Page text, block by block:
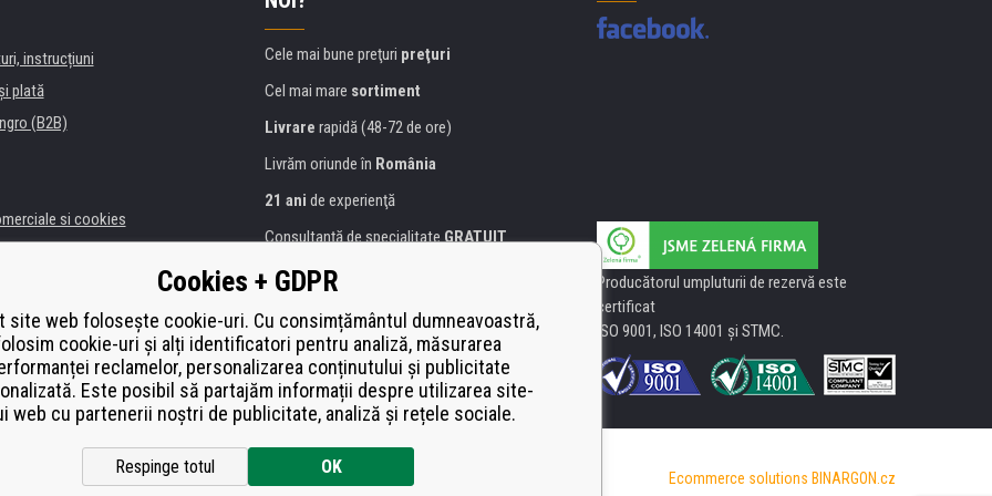
instrucțiuni
plată
(B2B)
si cookies
de imprimante
de înlocuire
od smlouvy
Cele mai bune preţuri preţuri
Cel mai mare sortiment
Livrare rapidă (48-72 de ore)
Livrăm oriunde în România
21 ani de experienţă
Consultanţă de specialitateGRATUIT
Abordarea amabilă
certificat
Heureka
Platăsecurizată on-line
Producătorul umpluturii de rezervă este
certificat
ISO 9001, ISO 14001 şi STMC.
Ecommerce solutions BINARGON.cz
Cookies + GDPR
site web folosește cookie-uri. Cu consimțământul dumneavoastră,
cookie-uri și alți identificatori pentru analiză, măsurarea
reclamelor, personalizarea conținutului și publicitate
Este posibil să partajăm informații despre utilizarea site-
web cu partenerii noștri de publicitate, analiză și rețele sociale.
Respinge totul
OK